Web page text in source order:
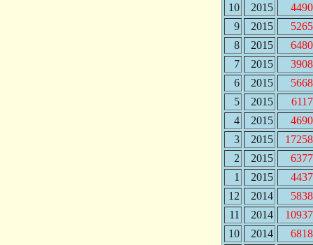
10
2015
4490
9
2015
5265
8
2015
6480
7
2015
3908
6
2015
5668
5
2015
6117
4
2015
4690
3
2015
17258
2
2015
6377
1
2015
4437
12
2014
5838
11
2014
10937
10
2014
6818